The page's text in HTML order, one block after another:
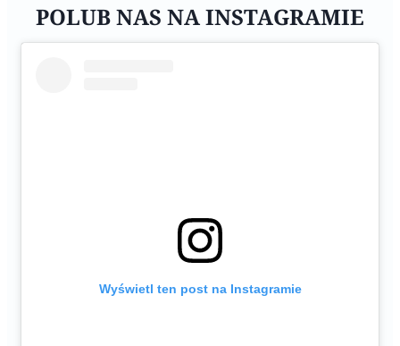
POLUB NAS NA INSTAGRAMIE
Wyświetl ten post na Instagramie